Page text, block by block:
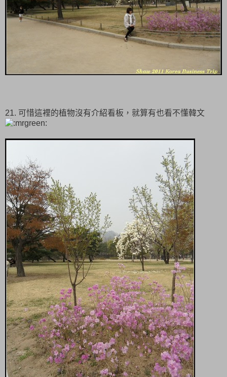
21. 可惜這裡的植物沒有介紹看板，就算有也看不懂韓文